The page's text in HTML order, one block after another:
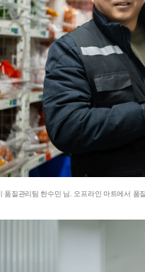
품질관리팀 한수민 님. 오프라인 마트에서 품